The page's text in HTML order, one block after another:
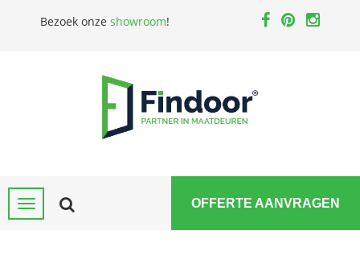
Bezoek onze showroom!
OFFERTE AANVRAGEN